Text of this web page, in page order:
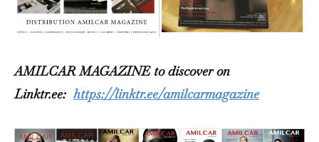
AMILCAR MAGAZINE to discover on
Linktr.ee: https://linktr.ee/amilcarmagazine